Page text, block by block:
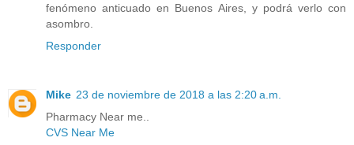
fenómeno anticuado en Buenos Aires, y podrá verlo con
asombro.
Responder
Mike 23 de noviembre de 2018 a las 2:20 a.m.
Pharmacy Near me..
CVS Near Me